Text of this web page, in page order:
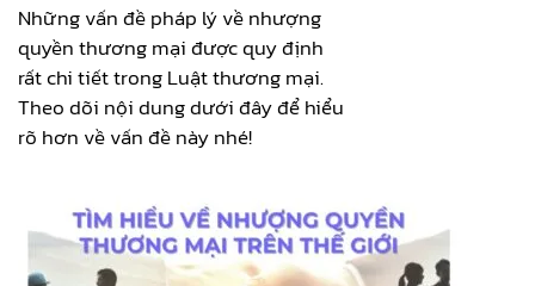
Những vấn đề pháp lý về nhượng
quyền thương mại được quy định
rất chi tiết trong Luật thương mại.
Theo dõi nội dung dưới đây để hiểu
rõ hơn về vấn đề này nhé!